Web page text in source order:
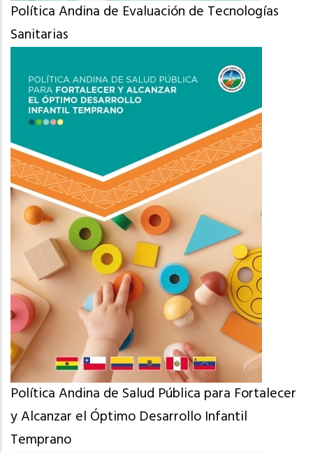
Política Andina de Evaluación de Tecnologías
Sanitarias
Política Andina de Salud Pública para Fortalecer
y Alcanzar el Óptimo Desarrollo Infantil
Temprano